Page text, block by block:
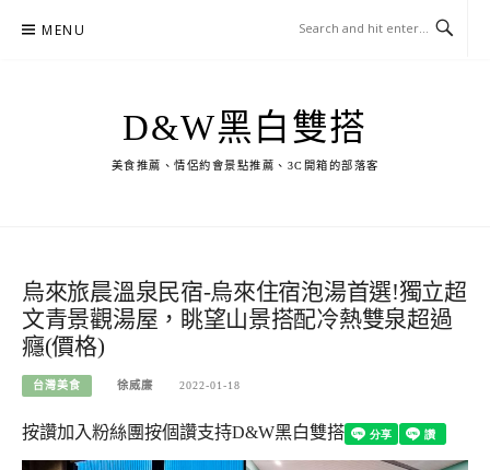
MENU
D&W黑白雙搭
美食推薦、情侶約會景點推薦、3C開箱的部落客
烏來旅晨溫泉民宿-烏來住宿泡湯首選!獨立超
文青景觀湯屋，眺望山景搭配冷熱雙泉超過
癮(價格)
台灣美食 徐威廉 2022-01-18
按讚加入粉絲團按個讚支持D&W黑白雙搭